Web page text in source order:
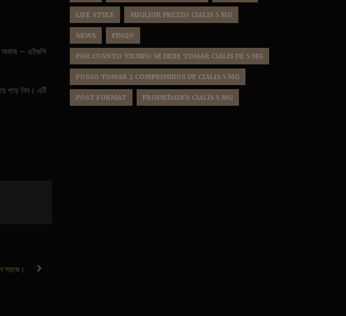
অফার – এইগুলি
পড়ে নিন। এটি
সহজে।
LIFE STYLE MIGLIOR PREZZO CIALIS 5 MG
NEWS PINQO
POR CUANTO TIEMPO SE DEBE TOMAR CIALIS DE 5 MG
POSSO TOMAR 2 COMPRIMIDOS DE CIALIS 5 MG
POST FORMAT PROPIEDADES CIALIS 5 MG